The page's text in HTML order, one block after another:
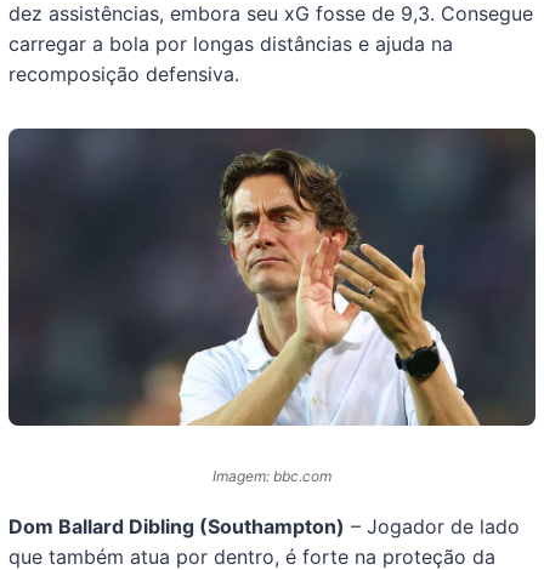
dez assistências, embora seu xG fosse de 9,3. Consegue
carregar a bola por longas distâncias e ajuda na
recomposição defensiva.
Imagem: bbc.com
Dom Ballard Dibling (Southampton) – Jogador de lado
que também atua por dentro, é forte na proteção da